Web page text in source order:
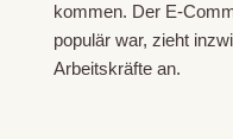
kommen. Der E-
populär war, zieht
Arbeitskräfte an.